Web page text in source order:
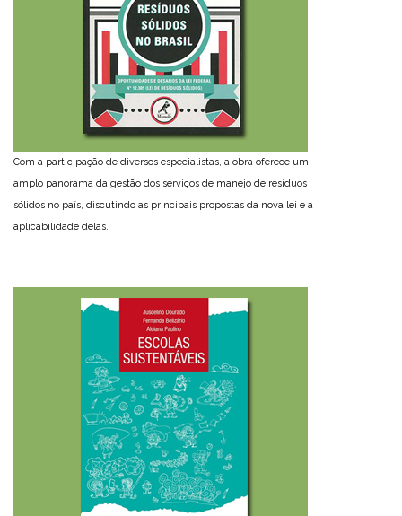
Com a participação de diversos especialistas, a obra oferece um
amplo panorama da gestão dos serviços de manejo de resíduos
sólidos no país, discutindo as principais propostas da nova lei e a
aplicabilidade delas.